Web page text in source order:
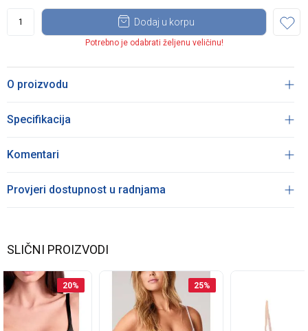
Dodaj u korpu
Potrebno je odabrati željenu veličinu!
O proizvodu
Specifikacija
Komentari
Provjeri dostupnost u radnjama
SLIČNI PROIZVODI
20% 25%